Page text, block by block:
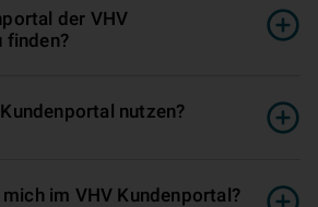
der VHV
finden?
nutzen?
im VHV Kundenportal?